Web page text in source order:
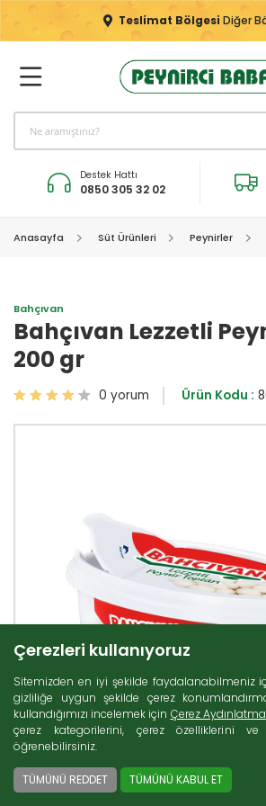
Teslimat Bölgesi Diğer
Destek Hattı
0850 305 32 02
Anasayfa Süt Ürünleri Peynirler
Bahçıvan
Bahçıvan Lezzetli
200 gr
0 yorum Ürün Kodu :
Çerezleri kullanıyoruz
Sitemizden en iyi şekilde faydalanabilmeniz
gizliliğe uygun şekilde çerez
kullandığımızı incelemek için Çerez
çerez kategorilerini, çerez özelliklerini ve
öğrenebilirsiniz.
TÜMÜNÜ REDDET TÜMÜNÜ KABUL ET